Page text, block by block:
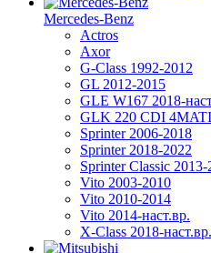
Mercedes-Benz
Actros
Axor
G-Class 1992-2012
GL 2012-2015
GLE W167 2018-
GLK 220 CDI
Sprinter 2006-2018
Sprinter 2018-2022
Sprinter Classic 2013-
Vito 2003-2010
Vito 2010-2014
Vito 2014-наст.вр.
X-Class 2018-наст.вр.